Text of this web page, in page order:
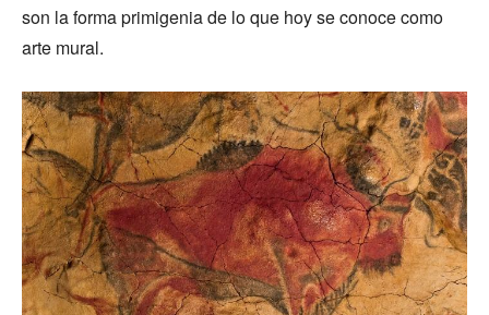
son la forma primigenia de lo que hoy se conoce como
arte mural.